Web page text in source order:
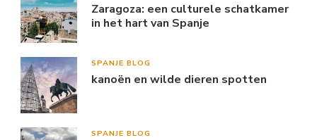
Zaragoza: een culturele schatkamer
in het hart van Spanje
SPANJE BLOG
kanoën en wilde dieren spotten
SPANJE BLOG